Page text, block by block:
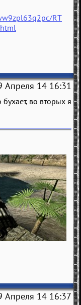
RT
Апреля 14 16:31
во вторых я
Апреля 14 16:37